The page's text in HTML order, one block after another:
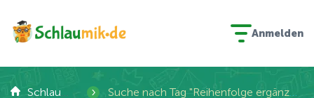
Anmelden
Schlaumik › Suche nach Tag "Reihenfolge ergänzen"